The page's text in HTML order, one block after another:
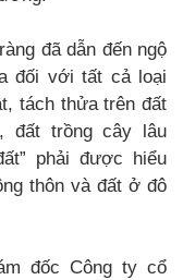
đã dẫn đến ngộ
đối với tất cả loại
tách thửa trên đất
đất trồng cây lâu
phải được hiểu
thôn và đất ở đô
đốc Công ty cổ